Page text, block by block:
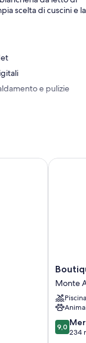
scelta di cuscini e la
e pulizie
Hotel
Torre
di
Cala
Piccola
Monte
Monte
Piscina
9.0
su
9,0
234